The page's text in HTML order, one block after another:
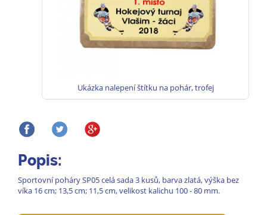
Ukázka nalepení štítku na pohár, trofej
Popis:
Sportovní poháry SP05 celá sada 3 kusů, barva zlatá, výška bez
víka 16 cm; 13,5 cm; 11,5 cm, velikost kalichu 100 - 80 mm.